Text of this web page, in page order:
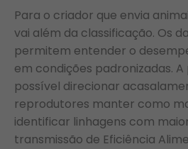
Para o criador que envia
vai além da classificação. Os
permitem entender o
em condições padronizadas. A
possível direcionar
reprodutores manter como
identificar linhagens com
transmissão de Eficiência